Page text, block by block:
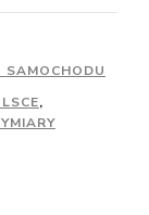
SAMOCHODU
,